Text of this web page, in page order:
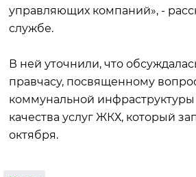
управляющих компаний», -
службе.
В ней уточнили, что
правчасу, посвященному
коммунальной
качества услуг ЖКХ, который
октября.